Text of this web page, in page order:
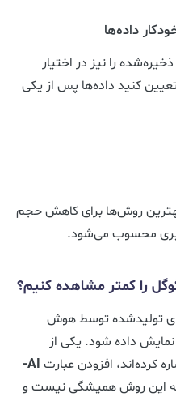
داده‌ها
را نیز در اختیار
کنید داده‌ها پس از یکی
روش‌ها برای کاهش حجم
محسوب می‌شود.
را کمتر مشاهده کنیم؟
تولیدشده توسط هوش
داده شود. یکی از
کرده‌اند، افزودن عبارت AI-
این روش همیشگی نیست و